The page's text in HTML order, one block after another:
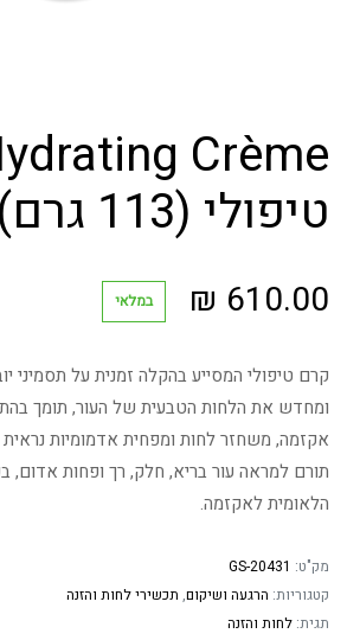
טיפולי (113 גרם)
610.00
₪ במלאי
קרם טיפולי המסייע בהקלה זמנית על תסמיני
ומחדש את הלחות הטבעית של העור, תומך
אקזמה, משחזר לחות ומפחית אדמומיות
תורם למראה עור בריא, חלק, רך ופחות אדום,
הלאומית לאקזמה.
מק"ט: GS-20431
קטגוריות: הרגעה ושיקום, תכשירי לחות והזנה
תגית: לחות והזנה